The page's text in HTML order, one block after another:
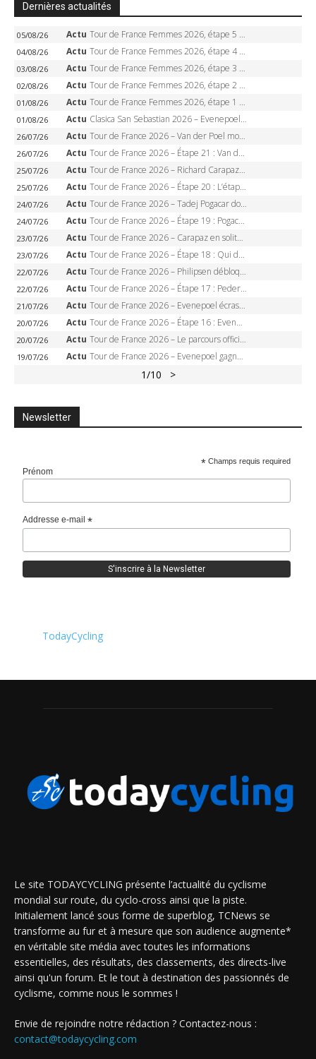
Dernières actualités
05/08/26 Actu Tour de France Femmes 2026, étape 5 – Demi Vollering gagne à Belleville, Reusser en jaune, Ferrand-Prévot coule
04/08/26 Actu Tour de France Femmes 2026, étape 4 – Marlen Reusser écrase le chrono, Ferrand-Prévot en crise
03/08/26 Actu Tour de France Femmes 2026, étape 3 – Sigrid Haugset en solitaire, 88 km d’échappée, maillot jaune
02/08/26 Actu Tour de France Femmes 2026, étape 2 – Lorena Wiebes doublé à Genève, Markus héroïque, 7e record
01/08/26 Actu Tour de France Femmes 2026, étape 1 – Lorena Wiebes intouchable à Lausanne, premier maillot jaune
01/08/26 Actu Clasica San Sebastian 2026 – Evenepoel recordman, 4e victoire, Carapaz battu au sprint
26/07/26 Actu Tour de France 2026 – Van der Poel monumental à Paris, Pogacar égale le record des cinq sacres
26/07/26 Actu Tour de France 2026 – Étape 21 : Van der Poel, Pogacar, qui succédera à Wout van Aert sur les Champs-Elysées ?
25/07/26 Actu Tour de France 2026 – Richard Carapaz roi des Alpes, doublé et maillot à pois, Seixas perd le podium
25/07/26 Actu Tour de France 2026 – Étape 20 : L’étape reine, Galibier, Sarenne, Alpe d’Huez, qui succédera à Pogacar ?
24/07/26 Actu Tour de France 2026 – Tadej Pogacar dompte l’Alpe d’Huez, 5e victoire, record de Pantani pulvérisé
24/07/26 Actu Tour de France 2026 – Étape 19 : Pogacar peut-il enfin dompter l’Alpe d’Huez ?
23/07/26 Actu Tour de France 2026 – Carapaz en solitaire à Orcières-Merlette, Paret-Peintre à un point du maillot à pois
23/07/26 Actu Tour de France 2026 – Étape 18 : Qui domptera Orcières-Merlette, première marche vers l’Alpe d’Huez ?
22/07/26 Actu Tour de France 2026 – Philipsen débloque son compteur à Voiron, Pedersen en danger pour le maillot vert
22/07/26 Actu Tour de France 2026 – Étape 17 : Pedersen peut-il verrouiller le maillot vert à Voiron ?
21/07/26 Actu Tour de France 2026 – Evenepoel écrase le chrono d’Évian, Seixas 4e, Lipowitz abandonne
20/07/26 Actu Tour de France 2026 – Étape 16 : Evenepoel, Pogacar, Ganna… qui domptera le chrono d’Évian pour redessiner le podium ?
20/07/26 Actu Tour de France 2026 – Le parcours officiel complet : 21 étapes, profils, carte et dates
19/07/26 Actu Tour de France 2026 – Evenepoel gagne à Solaison, Vingegaard abandonne, Pogacar toujours en jaune
1/10 >
Newsletter
* Champs requis required
Prénom
Addresse e-mail*
TodayCycling
Le site TODAYCYCLING présente l’actualité du cyclisme
mondial sur route, du cyclo-cross ainsi que la piste.
Initialement lancé sous forme de superblog, TCNews se
transforme au fur et à mesure que son audience augmente*
en véritable site média avec toutes les informations
essentielles, des résultats, des classements, des directs-live
ainsi qu'un forum. Et le tout à destination des passionnés de
cyclisme, comme nous le sommes !
Envie de rejoindre notre rédaction ? Contactez-nous :
contact@todaycycling.com